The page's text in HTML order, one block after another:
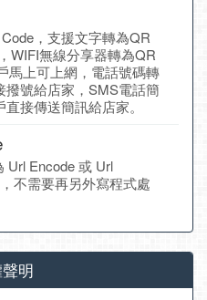
，支援文字轉為QR
WIFI無線分享器轉為QR
馬上可上網，電話號碼轉
號給店家，SMS電話簡
接傳送簡訊給店家。
Url Encode 或 Url
不需要再另外寫程式處
明